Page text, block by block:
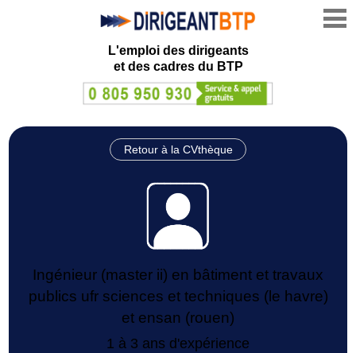
L'emploi des dirigeants
et des cadres du BTP
Retour à la CVthèque
Ingénieur (master ii) en bâtiment et travaux
publics ufr sciences et techniques (le havre)
et ensan (rouen)
1 à 3 ans d'expérience